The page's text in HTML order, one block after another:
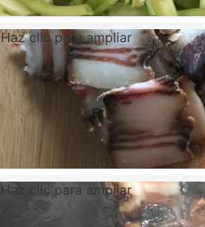
Haz clic para ampliar
Haz clic para ampliar